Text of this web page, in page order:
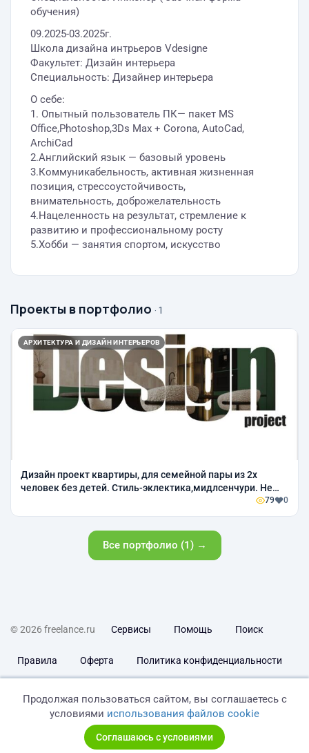
обучения)
09.2025-03.2025г.
Школа дизайна интрьеров Vdesigne
Факультет: Дизайн интерьера
Специальность: Дизайнер интерьера
О себе:
1. Опытный пользователь ПК— пакет MS
Office,Photoshop,3Ds Max + Corona, AutoCad,
ArchiCad
2.Английский язык — базовый уровень
3.Коммуникабельность, активная жизненная
позиция, стрессоустойчивость,
внимательность, доброжелательность
4.Нацеленность на результат, стремление к
развитию и профессиональному росту
5.Хобби — занятия спортом, искусство
Проекты в портфолио · 1
АРХИТЕКТУРА И ДИЗАЙН ИНТЕРЬЕРОВ
Дизайн проект квартиры, для семейной пары из 2х
человек без детей. Стиль-эклектика,мидлсенчури. Не
боятся темных оттенков приемущественно зеленый.79 0
Все портфолио (1) →
© 2026 freelance.ru Сервисы Помощь Поиск
Правила Оферта Политика конфиденциальности
Продолжая пользоваться сайтом, вы соглашаетесь с
условиями использования файлов cookie
Соглашаюсь с условиями